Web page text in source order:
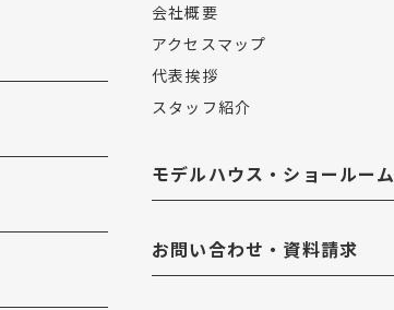
会社概要
アクセスマップ
代表挨拶
スタッフ紹介
モデルハウス・ショールーム
お問い合わせ・資料請求